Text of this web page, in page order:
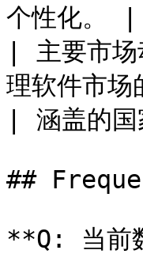
个性化。 |
| 主要市
理软件市场
| 涵盖的
##
**Q: 当前